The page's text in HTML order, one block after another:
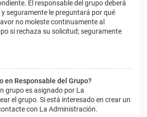
El responsable del grupo deberá
seguramente le preguntará por qué
no moleste continuamente al
si rechaza su solicitud; seguramente
en Responsable del Grupo?
grupo es asignado por La
el grupo. Si está interesado en crear un
con La Administración.